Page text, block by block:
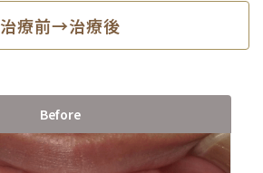
治療前→治療後
Before